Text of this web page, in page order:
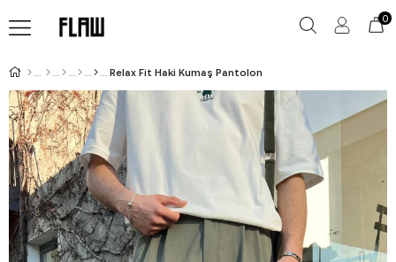
0
Relax Fit Haki Kumaş Pantolon